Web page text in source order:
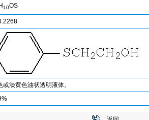
H10OS
或淡黄色油状透明液体。